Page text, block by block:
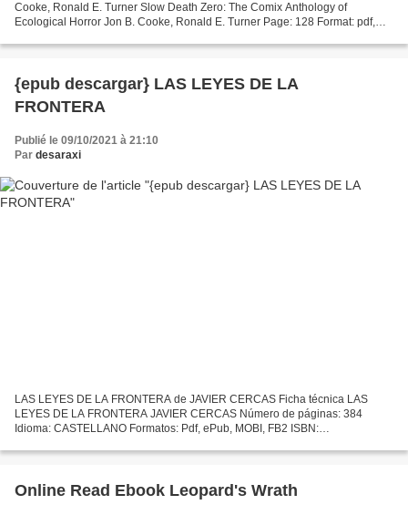
Cooke, Ronald E. Turner Slow Death Zero: The Comix Anthology of
Ecological Horror Jon B. Cooke, Ronald E. Turner Page: 128 Format: pdf,
{epub descargar} LAS LEYES DE LA
FRONTERA
Publié le 09/10/2021 à 21:10
Par desaraxi
LAS LEYES DE LA FRONTERA de JAVIER CERCAS Ficha técnica LAS
LEYES DE LA FRONTERA JAVIER CERCAS Número de páginas: 384
Idioma: CASTELLANO Formatos: Pdf, ePub, MOBI, FB2 ISBN:
2012 Descargar...
Online Read Ebook Leopard's Wrath